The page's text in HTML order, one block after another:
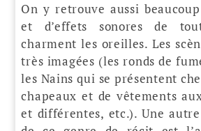
On y retrouve aussi beaucoup
et d’effets sonores de
charment les oreilles. Les
très imagées (les ronds de
les Nains qui se présentent
chapeaux et de vêtements
et différentes, etc.). Une